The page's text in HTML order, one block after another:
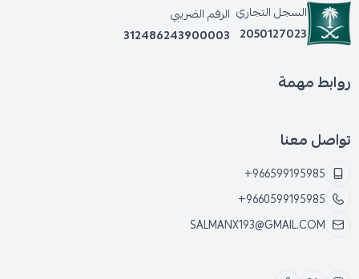
السجل التجاري
2050127023
الرقم الضريبي
312486243900003
روابط مهمة
تواصل معنا
+966599195985
+9660599195985
SALMANX193@GMAIL.COM